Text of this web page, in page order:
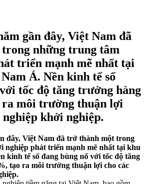
gần đây, Việt Nam đã
những trung tâm
triển mạnh mẽ nhất tại
Á. Nền kinh tế số
tốc độ tăng trưởng hàng
ra môi trường thuận lợi
nghiệp khởi nghiệp.
đây, Việt Nam đã trở thành một trong
nghiệp phát triển mạnh mẽ nhất tại khu
kinh tế số đang bùng nổ với tốc độ tăng
tạo ra môi trường thuận lợi cho các